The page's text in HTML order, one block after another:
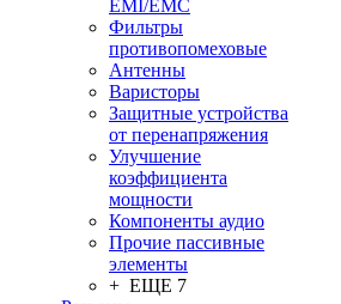
EMI/EMC
Фильтры
противопомеховые
Антенны
Варисторы
Защитные устройства
от перенапряжения
Улучшение
коэффициента
мощности
Компоненты аудио
Прочие пассивные
элементы
+ ЕЩЕ 7